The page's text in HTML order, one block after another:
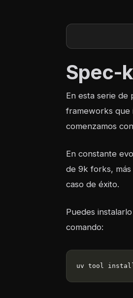
Spec-
En esta serie de
frameworks que
comenzamos
En constante
de 9k forks, más
caso de éxito.
Puedes
comando:
uv tool